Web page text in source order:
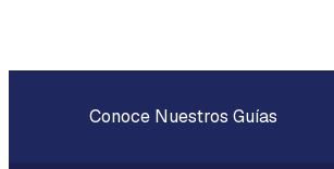
Conoce Nuestros Guías